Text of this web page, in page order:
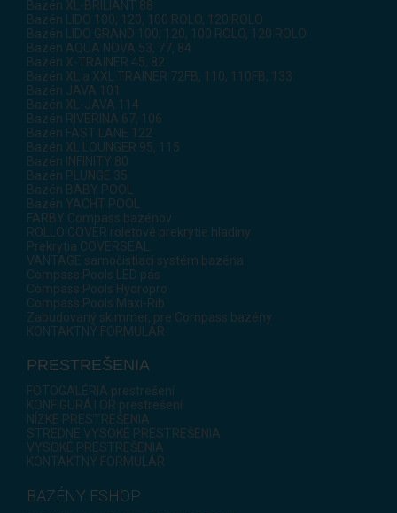
Bazén XL-BRILIANT 88
Bazén LIDO 100, 120, 100 ROLO, 120 ROLO
Bazén LIDO GRAND 100, 120, 100 ROLO, 120 ROLO
Bazén AQUA NOVA 53, 77, 84
Bazén X-TRAINER 45, 82
Bazén XL a XXL TRAINER 72FB, 110, 110FB, 133
Bazén JAVA 101
Bazén XL-JAVA 114
Bazén RIVERINA 67, 106
Bazén FAST LANE 122
Bazén XL LOUNGER 95, 115
Bazén INFINITY 80
Bazén PLUNGE 35
Bazén BABY POOL
Bazén YACHT POOL
FARBY Compass bazénov
ROLLO COVER roletové prekrytie hladiny
Prekrytia COVERSEAL
VANTAGE samočistiaci systém bazéna
Compass Pools LED pás
Compass Pools Hydropro
Compass Pools Maxi-Rib
Zabudovaný skimmer, pre Compass bazény
KONTAKTNÝ FORMULÁR
PRESTREŠENIA
FOTOGALÉRIA prestrešení
KONFIGURÁTOR prestrešení
NÍZKE PRESTREŠENIA
STREDNE VYSOKÉ PRESTREŠENIA
VYSOKÉ PRESTREŠENIA
KONTAKTNÝ FORMULÁR
BAZÉNY ESHOP